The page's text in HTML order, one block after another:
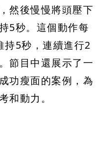
然後慢慢將頭壓下
5秒。這個動作每
持5秒，連續進行2
節目中還展示了一
功瘦面的案例，為
和動力。